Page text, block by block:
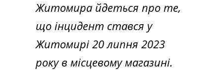
Житомира йдеться про те,
що інцидент стався у
Житомирі 20 липня 2023
року в місцевому магазині.